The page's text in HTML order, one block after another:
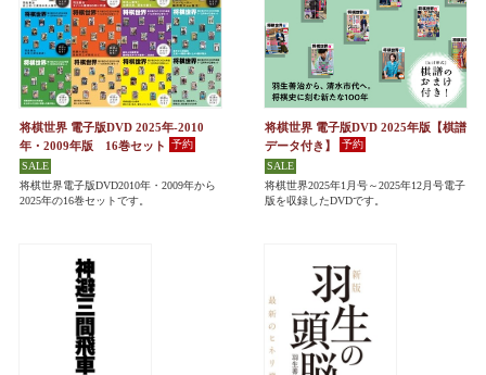
将棋世界 電子版DVD 2025年-2010
年・2009年版 16巻セット
将棋世界電子版DVD2010年・2009年から
2025年の16巻セットです。
将棋世界 電子版DVD 2025年版【棋譜
データ付き】
将棋世界2025年1月号～2025年12月号電子
版を収録したDVDです。